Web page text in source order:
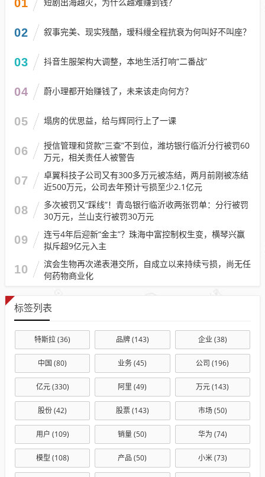
01
02 叙事完美、现实残酷，瑷科缦全程抗衰为何叫好不叫座？
03 抖音生服架构大调整，本地生活打响“二番战”
04 蔚小理都开始赚钱了，未来该走向何方？
05 塌房的优思益，给与辉同行上了一课
06
授信管理和贷款“三查”不到位，潍坊银行临沂分行被罚60
万元，相关责任人被警告
07
卓翼科技子公司又有300多万元被冻结，两月前刚被冻结
近500万元，公司去年预计亏损至少2.1亿元
08
多次被罚又“踩线”！青岛银行临沂收两张罚单：分行被罚
30万元，兰山支行被罚30万元
09
连亏4年后迎新“金主”？珠海中富控制权生变，横琴兴赢
拟斥超9亿元入主
10
滨会生物再次递表港交所，自成立以来持续亏损，尚无任
何药物商业化
标签列表
特斯拉(36) 品牌(143) 企业(38)
中国 (80) 业务(45) 公司 (196)
亿元(330) 阿里 (49) 万元(143)
股份(42) 股票(143) 市场(50)
用户 (109) 销量(50) 华为 (74)
模型 (108) 产品 (50) 小米(73)